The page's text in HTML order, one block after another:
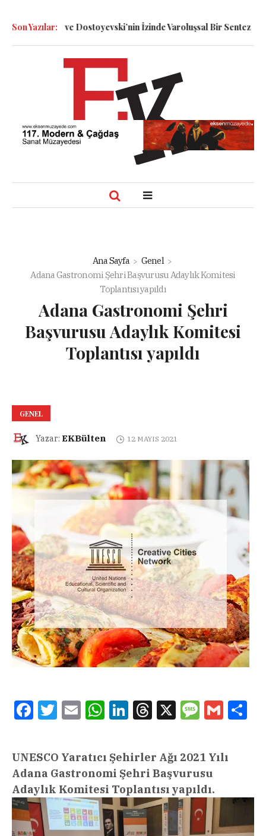
Son Yazılar:
Smolin ve Dostoyevski’nin İzinde Varoluşsal Bir Sentez
Ana Sayfa
Genel
Adana Gastronomi Şehri Başvurusu Adaylık Komitesi
Toplantısı yapıldı
Adana Gastronomi Şehri
Başvurusu Adaylık Komitesi
Toplantısı yapıldı
GENEL
Yazar: EKBülten 12 MAYIS 2021
FacebookTwitterEmail WhatsAppLinkedInThreads
X Message
Gmail
UNESCO Yaratıcı Şehirler Ağı 2021 Yılı
Adana Gastronomi Şehri Başvurusu
Adaylık Komitesi Toplantısı yapıldı.